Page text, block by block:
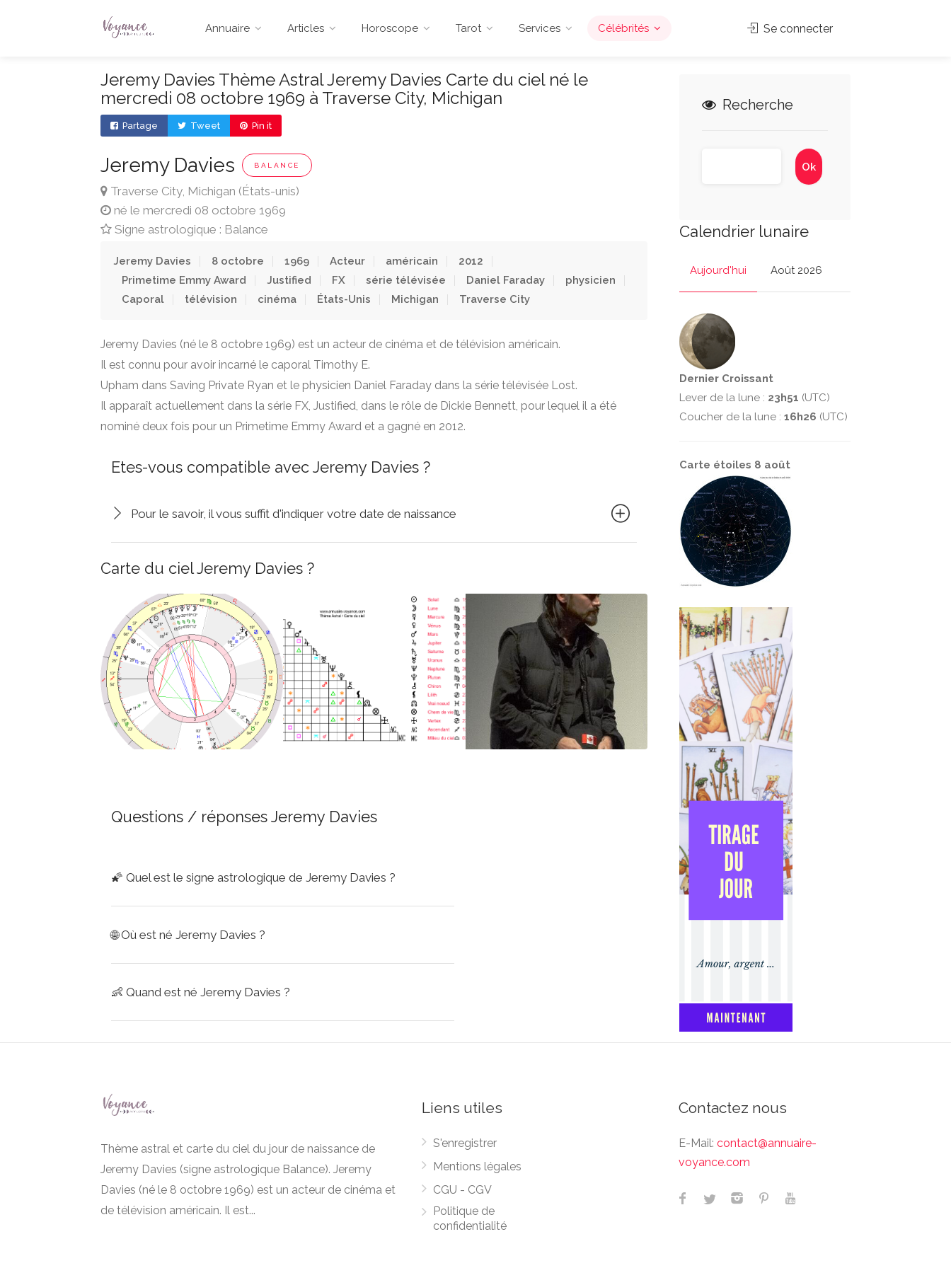
Annuaire Articles Horoscope Tarot Services Célébrités Se connecter
Jeremy Davies Thème Astral Jeremy Davies Carte du ciel né le
mercredi 08 octobre 1969 à Traverse City, Michigan
Partage Tweet Pin it
Jeremy Davies BALANCE
Traverse City, Michigan (États-unis)
né le mercredi 08 octobre 1969
Signe astrologique : Balance
Jeremy Davies 8 octobre 1969 Acteur américain
2012
Primetime Emmy Award
Justified FX série télévisée Daniel Faraday
physicien
Caporal
télévision cinéma États-Unis Michigan Traverse City
Jeremy Davies (né le 8 octobre 1969) est un acteur de cinéma et de télévision américain.
Il est connu pour avoir incarné le caporal Timothy E.
Upham dans Saving Private Ryan et le physicien Daniel Faraday dans la série télévisée Lost.
Il apparaît actuellement dans la série FX, Justified, dans le rôle de Dickie Bennett, pour lequel il a été
nominé deux fois pour un Primetime Emmy Award et a gagné en 2012.
Etes-vous compatible avec Jeremy Davies ?
Pour le savoir, il vous suffit d'indiquer votre date de naissance
Carte du ciel Jeremy Davies ?
Questions / réponses Jeremy Davies
🌠 Quel est le signe astrologique de Jeremy Davies ?
🌐Où est né Jeremy Davies ?
👶 Quand est né Jeremy Davies ?
Recherche
Calendrier lunaire
Aujourd'hui Août 2026
Dernier Croissant
Lever de la lune : 23h51 (UTC)
Coucher de la lune : 16h26 (UTC)
Carte étoiles 8 août
Thème astral et carte du ciel du jour de naissance de
Jeremy Davies (signe astrologique Balance). Jeremy
Davies (né le 8 octobre 1969) est un acteur de cinéma et
de télévision américain. Il est...
Liens utiles
S'enregistrer
Mentions légales
CGU - CGV
Politique de
confidentialité
Contactez nous
E-Mail: contact@annuaire-
voyance.com